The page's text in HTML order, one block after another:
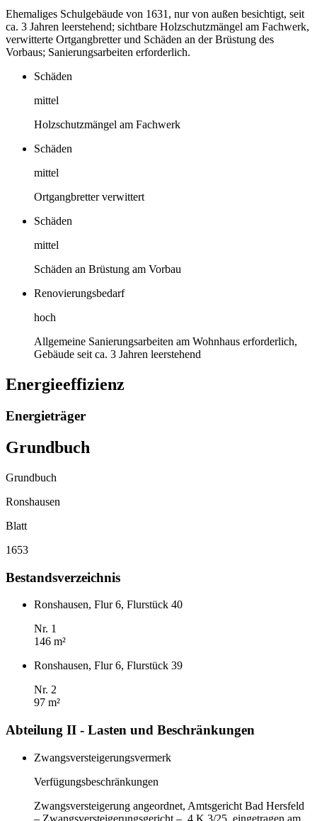
Ehemaliges Schulgebäude von 1631, nur von außen besichtigt, seit
ca. 3 Jahren leerstehend; sichtbare Holzschutzmängel am Fachwerk,
verwitterte Ortgangbretter und Schäden an der Brüstung des
Vorbaus; Sanierungsarbeiten erforderlich.
Schäden
mittel
Holzschutzmängel am Fachwerk
Schäden
mittel
Ortgangbretter verwittert
Schäden
mittel
Schäden an Brüstung am Vorbau
Renovierungsbedarf
hoch
Allgemeine Sanierungsarbeiten am Wohnhaus erforderlich,
Gebäude seit ca. 3 Jahren leerstehend
Energieeffizienz
Energieträger
Grundbuch
Grundbuch
Ronshausen
Blatt
1653
Bestandsverzeichnis
Ronshausen, Flur 6, Flurstück 40
Nr. 1
146 m²
Ronshausen, Flur 6, Flurstück 39
Nr. 2
97 m²
Abteilung II - Lasten und Beschränkungen
Zwangsversteigerungsvermerk
Verfügungsbeschränkungen
Zwangsversteigerung angeordnet, Amtsgericht Bad Hersfeld
– Zwangsversteigerungsgericht –, 4 K 3/25, eingetragen am